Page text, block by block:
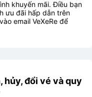
khuyến mãi. Điều bạn
ưu đãi hấp dẫn trên
email VeXeRe để
hủy, đổi vé và quy